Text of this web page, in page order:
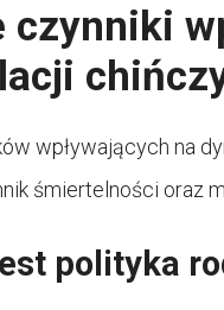
czynniki
wpływających na
śmiertelności oraz
polityka